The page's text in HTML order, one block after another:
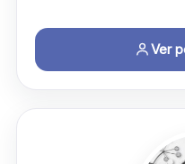
Ver